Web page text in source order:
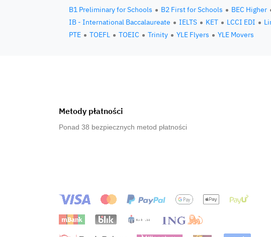
B1 Preliminary for Schools B2 First for Schools BEC Higher
IB - International Baccalaureate
IELTS KET LCCI EDI
PTE
TOEFL TOEIC Trinity YLE Flyers YLE Movers
Metody płatności
Ponad 38 bezpiecznych metod płatności